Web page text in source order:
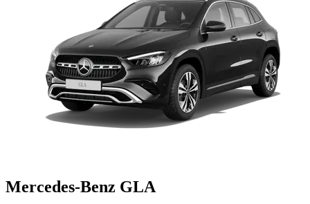
Mercedes-Benz GLA